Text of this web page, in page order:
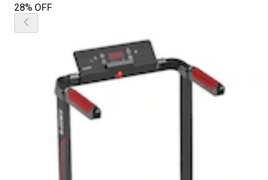
28% OFF